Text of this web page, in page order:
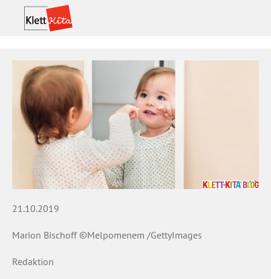
21.10.2019
Marion Bischoff ©Melpomenem /GettyImages
Redaktion